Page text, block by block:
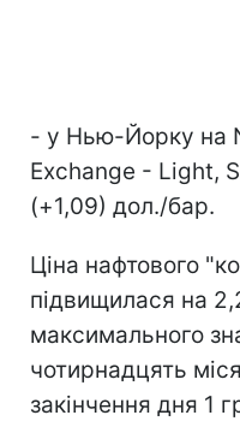
- у Нью-Йорку на
Exchange - Light,
(+1,09) дол./бар.
Ціна нафтового
підвищилася на
максимального
чотирнадцять
закінчення дня 1